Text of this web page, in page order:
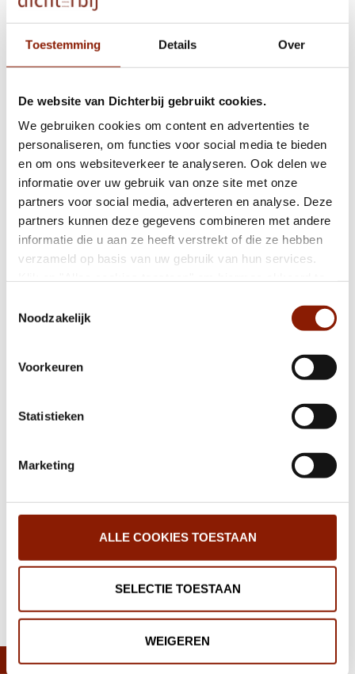
Toestemming Details Over
De website van Dichterbij gebruikt cookies.
We gebruiken cookies om content en advertenties te
personaliseren, om functies voor social media te bieden
en om ons websiteverkeer te analyseren. Ook delen we
informatie over uw gebruik van onze site met onze
partners voor social media, adverteren en analyse. Deze
partners kunnen deze gegevens combineren met andere
informatie die u aan ze heeft verstrekt of die ze hebben
verzameld op basis van uw gebruik van hun services.
Op onzeprivacypagina
kunt u meer lezen over onze
cookies en via de cookie-instellingen button linksonder op
onze website kan je je toestemming op elk moment
wijzigen.
Noodzakelijk
Voorkeuren
Statistieken
Marketing
ALLE COOKIES TOESTAAN
SELECTIE TOESTAAN
WEIGEREN
Bij Kookerij Area is iedere dag een verrassing
Terugblik bijeenkomst informele zorg
De wereld in kleine stapjes groter maken
“Werken wordt vaak een tweede leven”
Chauffeur Artur: al 15 jaar blij bij Dichterbij
Samen in actie voor de gehandicaptenzorg
IGJ op werkbezoek bij Dichterbij
‹ 1 2 3 4 5 6 7 ›
Deel deze pagina: